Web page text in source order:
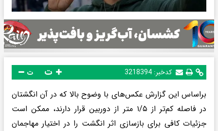
کدخبر: 3218394 ت
براساس این گزارش عکس‌های با وضوح بالا که در آن انگشتان
در فاصله کم‌تر از ۱/۵ متر از دوربین قرار دارند، ممکن است
جزئیات کافی برای بازسازی اثر انگشت را در اختیار مهاجمان